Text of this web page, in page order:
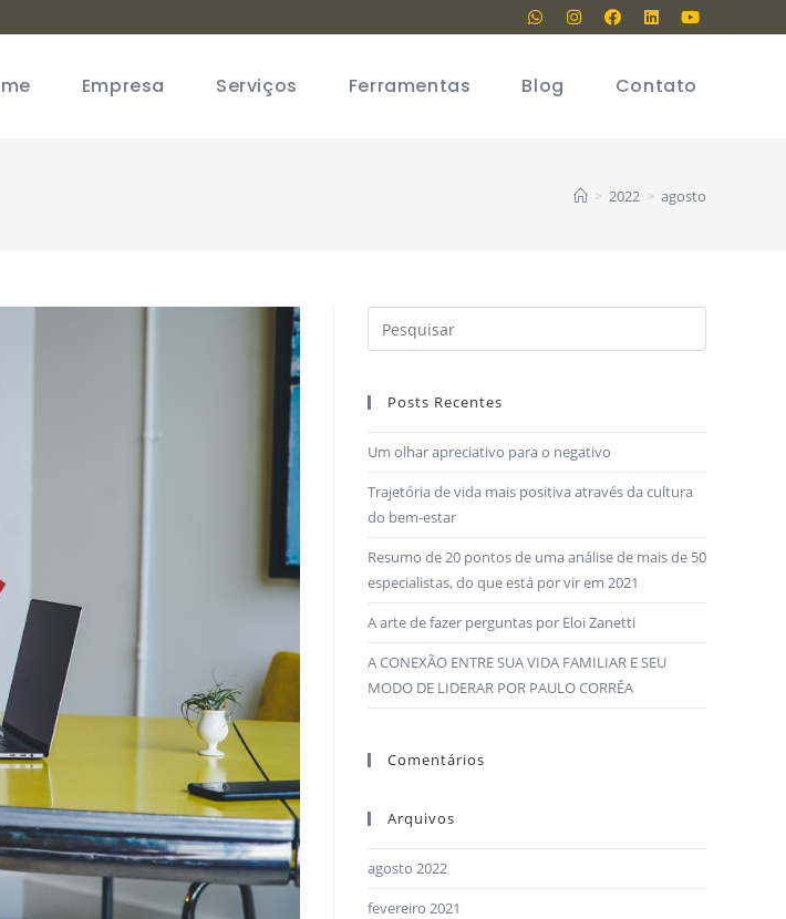
Empresa Serviços Ferramentas Blog Contato
> 2022 > agosto
Posts Recentes
Um olhar apreciativo para o negativo
Trajetória de vida mais positiva através da cultura
do bem-estar
Resumo de 20 pontos de uma análise de mais de 50
especialistas, do que está por vir em 2021
A arte de fazer perguntas por Eloi Zanetti
A CONEXÃO ENTRE SUA VIDA FAMILIAR E SEU
MODO DE LIDERAR POR PAULO CORRÊA
Comentários
Arquivos
agosto 2022
fevereiro 2021